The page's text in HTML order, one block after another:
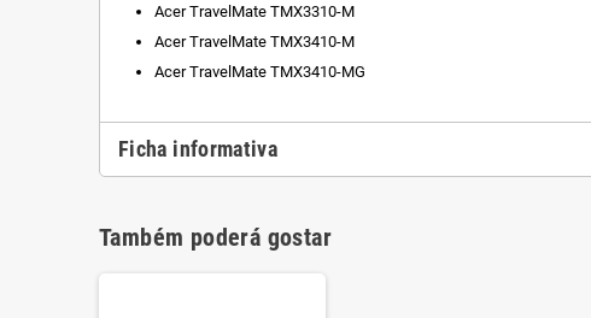
Acer TravelMate TMX3310-M
Acer TravelMate TMX3410-M
Acer TravelMate TMX3410-MG
Ficha informativa
Também poderá gostar